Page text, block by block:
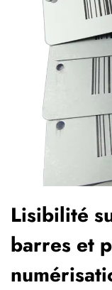
Lisibilité
barres et